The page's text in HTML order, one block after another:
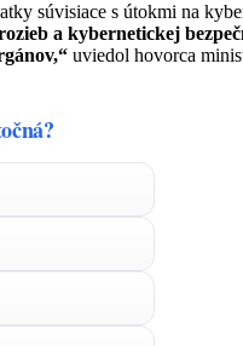
súvisiace s útokmi na
a kybernetickej
uviedol hovorca